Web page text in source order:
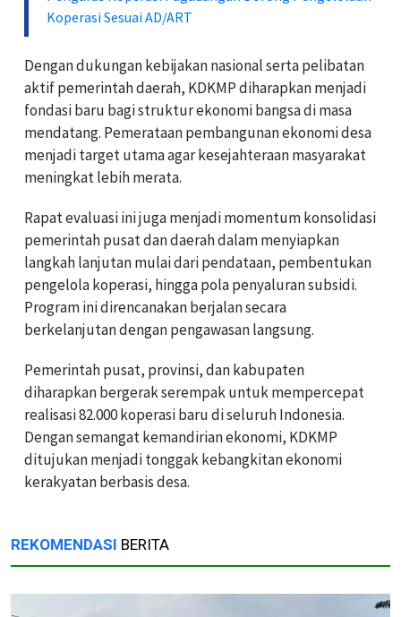
Koperasi Sesuai AD/ART
Dengan dukungan kebijakan nasional serta pelibatan
aktif pemerintah daerah, KDKMP diharapkan menjadi
fondasi baru bagi struktur ekonomi bangsa di masa
mendatang. Pemerataan pembangunan ekonomi desa
menjadi target utama agar kesejahteraan masyarakat
meningkat lebih merata.
Rapat evaluasi ini juga menjadi momentum konsolidasi
pemerintah pusat dan daerah dalam menyiapkan
langkah lanjutan mulai dari pendataan, pembentukan
pengelola koperasi, hingga pola penyaluran subsidi.
Program ini direncanakan berjalan secara
berkelanjutan dengan pengawasan langsung.
Pemerintah pusat, provinsi, dan kabupaten
diharapkan bergerak serempak untuk mempercepat
realisasi 82.000 koperasi baru di seluruh Indonesia.
Dengan semangat kemandirian ekonomi, KDKMP
ditujukan menjadi tonggak kebangkitan ekonomi
kerakyatan berbasis desa.
REKOMENDASI BERITA